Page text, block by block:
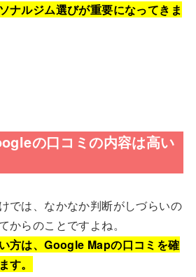
ナルジム選びが重要になってきま
の口コミの内容は高い
では、なかなか判断がしづらいの
からのことですよね。
方は、Google Mapの口コミを確
す。